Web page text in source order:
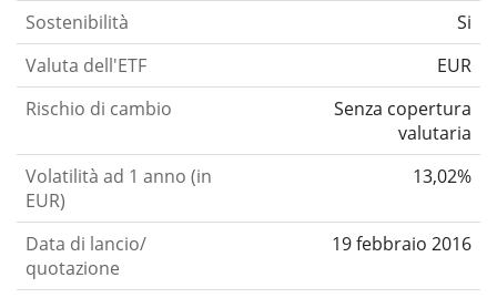
Sostenibilità
Si
Valuta dell'ETF
EUR
Rischio di cambio
Senza copertura
valutaria
Volatilità ad 1 anno (in
EUR)
13,02%
Data di lancio/
quotazione
19 febbraio 2016